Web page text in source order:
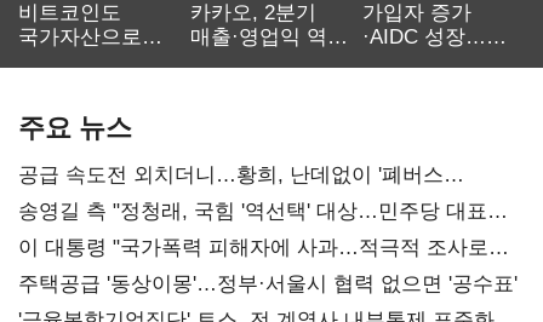
비트코인도
국가자산으로…'
카카오, 2분기
매출·영업익 역대
가입자 증가
·AIDC 성장…
주요 뉴스
공급 속도전 외치더니…황희, 난데없이 '폐버스
리모델링' 제안
송영길 측 "정청래, 국힘 '역선택' 대상…민주당 대표로
총선 지휘 못해"
이 대통령 "국가폭력 피해자에 사과…적극적 조사로
진실 밝혀야"
주택공급 '동상이몽'…정부·서울시 협력 없으면 '공수표'